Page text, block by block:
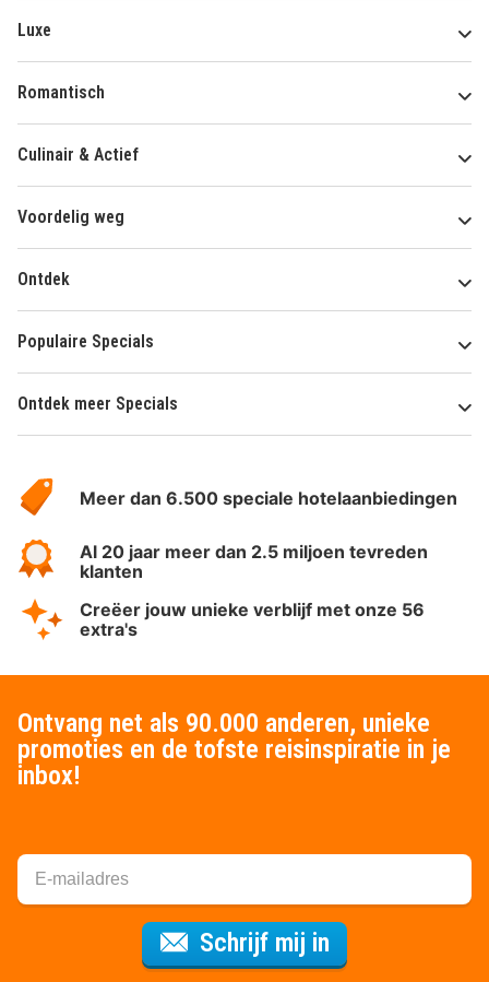
Luxe
Romantisch
Culinair & Actief
Voordelig weg
Ontdek
Populaire Specials
Ontdek meer Specials
HotelSpecials
Meer dan 6.500 speciale hotelaanbiedingen
Al 20 jaar meer dan 2.5 miljoen tevreden
klanten
Creëer jouw unieke verblijf met onze 56
extra's
Ontvang net als 90.000 anderen, unieke
promoties en de tofste reisinspiratie in je
inbox!
Schrijf mij in